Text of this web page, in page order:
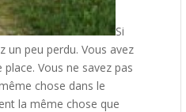
Si
un peu perdu. Vous avez
Vous ne savez pas
chose dans le
la même chose que